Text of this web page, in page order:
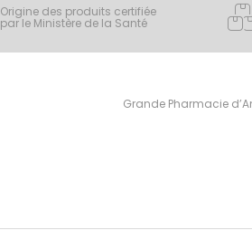
Origine des produits certifiée
par le Ministère de la Santé
Grande Pharmacie